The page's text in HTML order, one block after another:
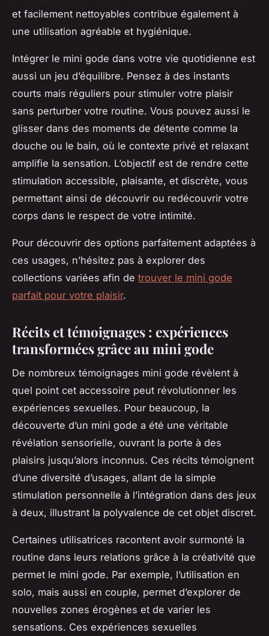
et facilement nettoyables contribue également à
une utilisation agréable et hygiénique.
Intégrer le mini gode dans votre vie quotidienne est
aussi un jeu d’équilibre. Pensez à des instants
courts mais réguliers pour stimuler votre plaisir
sans perturber votre routine. Vous pouvez aussi le
glisser dans des moments de détente comme la
douche ou le bain, où le contexte privé et relaxant
amplifie la sensation. L’objectif est de rendre cette
stimulation accessible, plaisante, et discrète, vous
permettant ainsi de découvrir ou redécouvrir votre
corps dans le respect de votre intimité.
Pour découvrir des options parfaitement adaptées à
ces usages, n’hésitez pas à explorer des
collections variées afin de trouver le mini gode
parfait pour votre plaisir.
Récits et témoignages : expériences
transformées grâce au mini gode
De nombreux témoignages mini gode révèlent à
quel point cet accessoire peut révolutionner les
expériences sexuelles. Pour beaucoup, la
découverte d’un mini gode a été une véritable
révélation sensorielle, ouvrant la porte à des
plaisirs jusqu’alors inconnus. Ces récits témoignent
d’une diversité d’usages, allant de la simple
stimulation personnelle à l’intégration dans des jeux
à deux, illustrant la polyvalence de cet objet discret.
Certaines utilisatrices racontent avoir surmonté la
routine dans leurs relations grâce à la créativité que
permet le mini gode. Par exemple, l’utilisation en
solo, mais aussi en couple, permet d’explorer de
nouvelles zones érogènes et de varier les
sensations. Ces expériences sexuelles